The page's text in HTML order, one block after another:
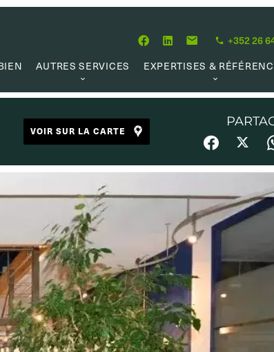
+352 26
AUTRES SERVICES
GESTION LOCATIVE
MANDAT DE RECHERCHE
CAPITAL MARKET
LIENS UTILES
EXPERTISES &
RÉFÉRENCES
AVIS CLIENTS
VOIR SUR LA CARTE